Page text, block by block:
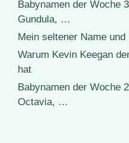
Babynamen der Woche
Gundula, …
Mein seltener Name und
Warum Kevin Keegan
hat
Babynamen der Woche
Octavia, …